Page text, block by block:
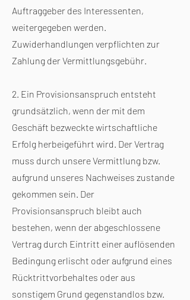
Auftraggeber des Interessenten,
weitergegeben werden.
Zuwiderhandlungen verpflichten zur
Zahlung der Vermittlungsgebühr.
2. Ein Provisionsanspruch entsteht
grundsätzlich, wenn der mit dem
Geschäft bezweckte wirtschaftliche
Erfolg herbeigeführt wird. Der Vertrag
muss durch unsere Vermittlung bzw.
aufgrund unseres Nachweises zustande
gekommen sein. Der
Provisionsanspruch bleibt auch
bestehen, wenn der abgeschlossene
Vertrag durch Eintritt einer auflösenden
Bedingung erlischt oder aufgrund eines
Rücktrittvorbehaltes oder aus
sonstigem Grund gegenstandlos bzw.